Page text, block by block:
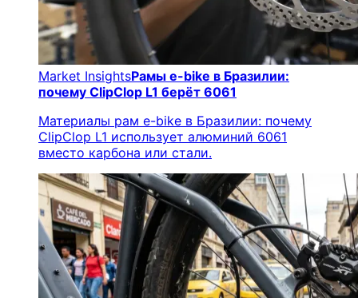
Market InsightsРамы e-bike в Бразилии:
почему ClipClop L1 берёт 6061
Материалы рам e-bike в Бразилии: почему
ClipClop L1 использует алюминий 6061
вместо карбона или стали.